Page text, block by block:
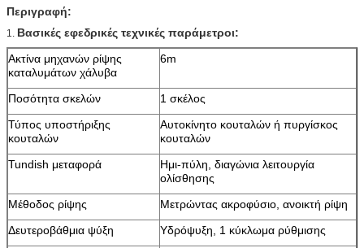
Περιγραφή:
1. Βασικές εφεδρικές τεχνικές παράμετροι:
Ακτίνα μηχανών ρίψης
καταλυμάτων χάλυβα
6m
Ποσότητα σκελών
1 σκέλος
Τύπος υποστήριξης
κουταλών
Αυτοκίνητο κουταλών ή πυργίσκος
κουταλών
Tundish μεταφορά
Ημι-πύλη, διαγώνια λειτουργία
ολίσθησης
Μέθοδος ρίψης
Μετρώντας ακροφύσιο, ανοικτή ρίψη
Δευτεροβάθμια ψύξη
Υδρόψυξη, 1 κύκλωμα ρύθμισης